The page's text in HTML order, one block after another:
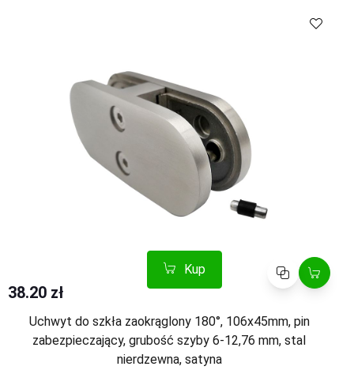
Kup Porównaj
38.20 zł
Uchwyt do szkła zaokrąglony 180°, 106x45mm, pin
zabezpieczający, grubość szyby 6-12,76 mm, stal
nierdzewna, satyna